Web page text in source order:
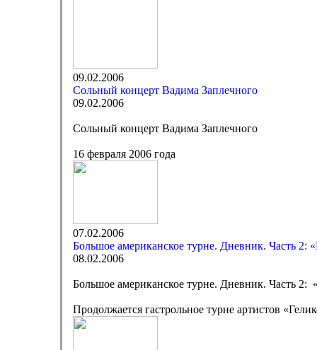
09.02.2006
Сольный концерт Вадима Заплечного
09.02.2006
Сольный концерт Вадима Заплечного
16 февраля 2006 года
07.02.2006
Большое американское турне. Дневник. Часть 2:
08.02.2006
Большое американское турне. Дневник. Часть 2:
Продолжается гастрольное турне артистов